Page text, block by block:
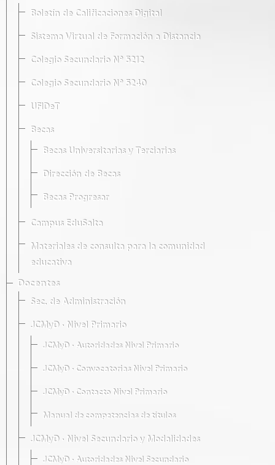
Boletín de Calificaciones Digital
Sistema Virtual de Formación a Distancia
Colegio Secundario Nº 5212
Colegio Secundario Nº 5240
UFIDeT
Becas
Becas Universitarias y Terciarias
Dirección de Becas
Becas Progresar
Campus EduSalta
Materiales de consulta para la comunidad
educativa
Docentes
Sec. de Administración
JCMyD · Nivel Primario
JCMyD · Autoridades Nivel Primario
JCMyD · Convocatorias Nivel Primario
JCMyD · Contacto Nivel Primario
Manual de competencias de títulos
JCMyD · Nivel Secundario y Modalidades
JCMyD · Autoridades Nivel Secundario